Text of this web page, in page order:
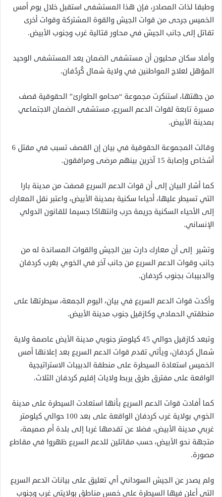
وطبقا لذات المصادر، فإن هذا المستشفى استقبل خلال يوم أمس
الخميس جرحى من قوات الجيش والقوة المشتركة وقوات أخرى
تقاتل إلى جانب الجيش في محاور قتالية غرب وجنوب الأبيض.
وأفاد سكان محليون أن مستشفى الضمان يعد المستشفى الوحيد
المؤهل لعلاج المواطنين في ولاية شمال كُردُفان.
من جهتها، استنكرت مجموعة “محامو الطوارئ” الحقوقية قصف
مسيرة تابعة لقوات الدعم السريع، مستشفى الضمان الاجتماعي
بمدينة الأبيض.
وقالت المجموعة الحقوقية في بيان إن القصف تسبب في مقتل 6
أشخاص وإصابة 15 آخرين بينهم مرضى ومرافقون.
كما أشار البيان إلى أن قوات الدعم السريع قصفت من مدينة بارا
التي تسيطر عليها، أحياءا سكنية بمدينة الأبيض، واعتبر نقل المعارك
إلى الأحياء السكنية جريمة حرب وانتهاكا جسيما للقانون الدولي
الإنساني.
وتشير إلى أن معارك دارت بين الجيش والقوات المساندة له من
جانب وقوات الدعم السريع من جانب آخر في الخوي بغرب كردفان
والدبيبات بجنوب كردفان.
وأكدت قوات الدعم السريع في بيان، اليوم الجمعة، سيطرتها على
منطقتي الحمادي وكازقيل جنوب مدينة الأبيض.
وتبعد كازقيل حوالي 45 كيلومتر جنوبي مدينة الأيض عاصمة ولاية
شمال كردفان، ويأتي تقدم قوات الدعم السريع بعد إعلانها أمس
الخميس استعادة السيطرة على منطقة الدبيبات الاستراتيجية
الواقعة على مفترق طرق يربط ولايات إقليم كردفان الثلاث.
كما أفادت قوات الدعم السريع بأنها استعادت السيطرة على مدينة
الخوي بولاية غرب كردفان الواقعة على بعد 100 حوالي كيلومتر
غربي مدينة الأبيض، فضلا عن تقدمها غربا إلى بلدة أم صميمة،
متجهة نحو الأبيض، حسب مقاتلين للدعم السريع ظهروا في مقاطع
مصورة.
ولم يصدر عن الجيش السوداني أي تعليق على بيانات الدعم السريع
التي أعلن فيها السيطرة على خمس مناطق بولايتي غرب وجنوب